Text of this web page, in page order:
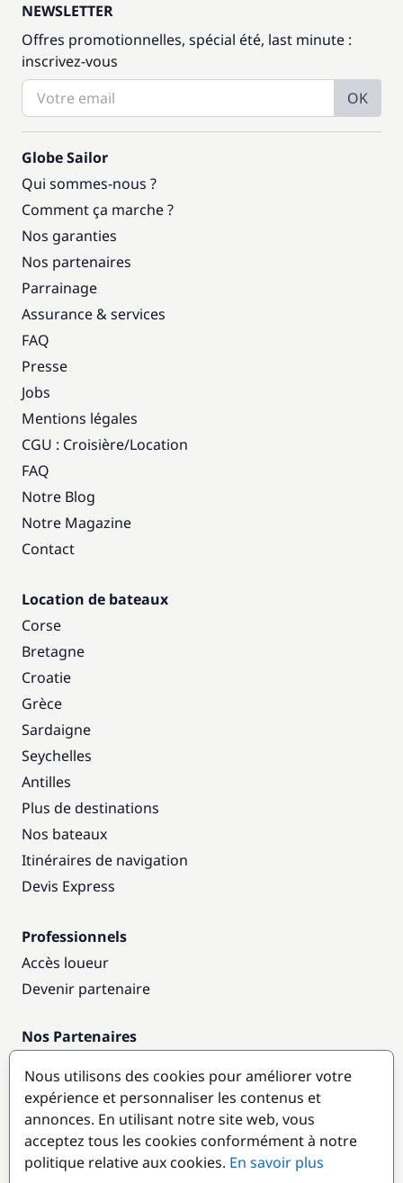
NEWSLETTER
Offres promotionnelles, spécial été, last minute :
inscrivez-vous
OK
Globe Sailor
Qui sommes-nous ?
Comment ça marche ?
Nos garanties
Nos partenaires
Parrainage
Assurance & services
FAQ
Presse
Jobs
Mentions légales
CGU : Croisière/Location
FAQ
Notre Blog
Notre Magazine
Contact
Location de bateaux
Corse
Bretagne
Croatie
Grèce
Sardaigne
Seychelles
Antilles
Plus de destinations
Nos bateaux
Itinéraires de navigation
Devis Express
Professionnels
Accès loueur
Devenir partenaire
Nos Partenaires
Destinations populaires
Nous utilisons des cookies pour améliorer votre
expérience et personnaliser les contenus et
annonces. En utilisant notre site web, vous
acceptez tous les cookies conformément à notre
politique relative aux cookies. En savoir plus